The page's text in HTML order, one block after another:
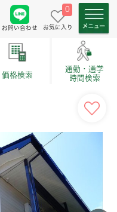
お問い合わせ
0
お気に入り
価格検索
通勤・通学
時間検索